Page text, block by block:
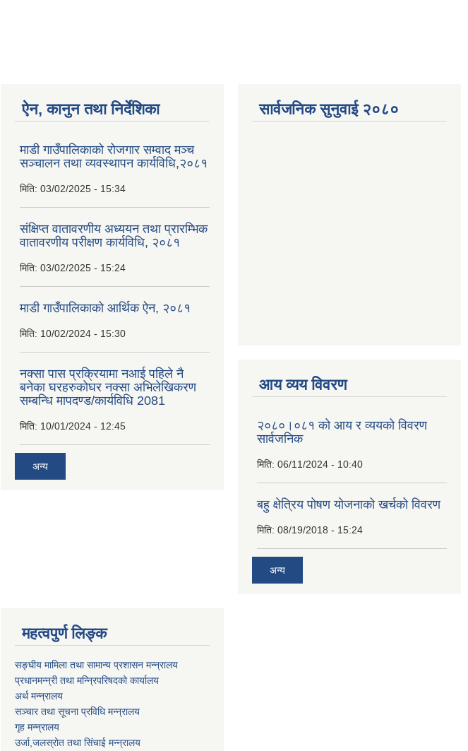
ऐन, कानुन तथा निर्देशिका
माडी गाउँपालिकाको रोजगार सम्वाद मञ्च
सञ्चालन तथा व्यवस्थापन कार्यविधि,२०८१
मिति: 03/02/2025 - 15:34
संक्षिप्त वातावरणीय अध्ययन तथा प्रारम्भिक
वातावरणीय परीक्षण कार्यविधि, २०८१
मिति: 03/02/2025 - 15:24
माडी गाउँपालिकाको आर्थिक ऐन, २०८१
मिति: 10/02/2024 - 15:30
नक्सा पास प्रक्रियामा नआई पहिले नै
बनेका घरहरुकोघर नक्सा अभिलेखिकरण
सम्बन्धि मापदण्ड/कार्यविधि 2081
मिति: 10/01/2024 - 12:45
अन्य
सार्वजनिक सुनुवाई २०८०
आय व्यय विवरण
२०८०।०८१ को आय र व्ययको विवरण
सार्वजनिक
मिति: 06/11/2024 - 10:40
बहु क्षेत्रिय पोषण योजनाको खर्चको विवरण
मिति: 08/19/2018 - 15:24
अन्य
महत्वपुर्ण लिङ्क
सङ्घीय मामिला तथा सामान्य प्रशासन मन्न्रालय
प्रधानमन्न्री तथा मन्न्रिपरिषदको कार्यालय
अर्थ मन्न्रालय
सञ्चार तथा सूचना प्रविधि मन्न्रालय
गृह मन्न्रालय
उर्जा,जलस्रोत तथा सिंचाई मन्न्रालय